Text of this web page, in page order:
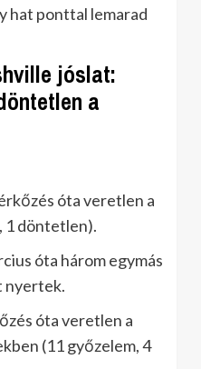
hat ponttal lemarad
jóslat:
a
óta veretlen a
1 döntetlen).
óta három egymás
nyertek.
óta veretlen a
(11 győzelem, 4